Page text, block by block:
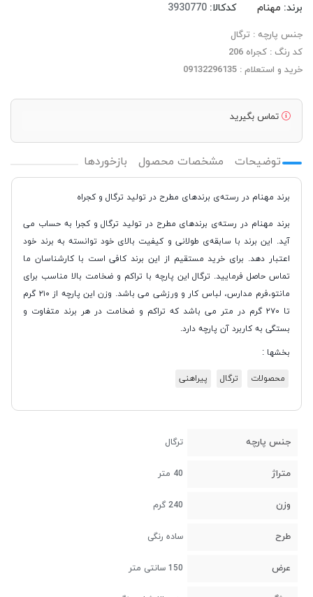
برند: مهنام کدکالا:
جنس پارچه : ترگال
کد رنگ : کجراه 206
خرید و استعلام : 09132296135
تماس بگیرید
توضیحات مشخصات محصول بازخوردها
برند مهنام در رسته‌ی برندهای مطرح در تولید ترگال و کجراه
برند مهنام در رسته‌ی برندهای مطرح در تولید ترگال و کجرا به حساب می
آید. این برند با سابقه‌ی طولانی و کیفیت بالای خود توانسته به برند خود
اعتبار دهد. برای خرید مستقیم از این برند کافی است با کارشناسان ما
تماس حاصل فرمایید. ترگال این پارچه با تراکم و ضخامت بالا مناسب برای
مانتو،فرم مدارس، لباس کار و ورزشی می باشد. وزن این پارچه از ۲۱۰ گرم
تا ۲۷۰ گرم در متر می باشد که تراکم و ضخامت در هر برند متفاوت و
بستگی به کاربرد آن پارچه دارد.
بخشها :
محصولات ترگال پیراهنی
جنس پارچه ترگال
متراژ 40 متر
وزن 240 گرم
طرح ساده رنگی
عرض 150 سانتی متر